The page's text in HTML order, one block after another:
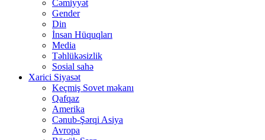
Cəmiyyət
Gender
Din
İnsan Hüquqları
Media
Təhlükəsizlik
Sosial sahə
Xarici Siyasət
Keçmiş Sovet məkanı
Qafqaz
Amerika
Cənub-Şərqi Asiya
Avropa